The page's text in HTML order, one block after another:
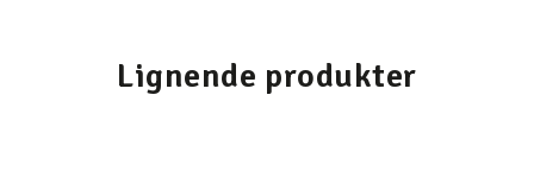
Lignende produkter